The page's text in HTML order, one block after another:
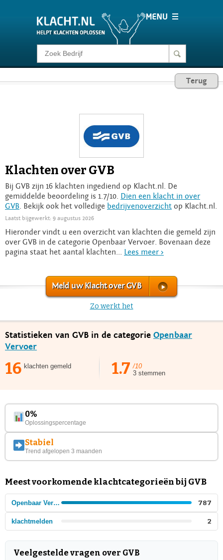
Klacht melden
Login
Terug
Klachten over GVB
Bij GVB zijn 16 klachten ingediend op Klacht.nl. De
gemiddelde beoordeling is 1.7/10. Dien een klacht in over
GVB . Bekijk ook het volledige bedrijvenoverzicht op Klacht.nl.
Laatst bijgewerkt: 9 augustus 2026
Hieronder vindt u een overzicht van klachten die gemeld zijn
over GVB in de categorie Openbaar Vervoer. Bovenaan deze
pagina staat het aantal klachten... Lees meer >
Meld uw Klacht over GVB
Zo werkt het
Statistieken van GVB in de categorie Openbaar
Vervoer
16 klachten gemeld 1.7 /10
3 stemmen
0%
Oplossingspercentage
Stabiel
Trend afgelopen 3 maanden
Meest voorkomende klachtcategorieën bij GVB
Openbaar Vervoer 787
klachtmelden 2
Veelgestelde vragen over GVB